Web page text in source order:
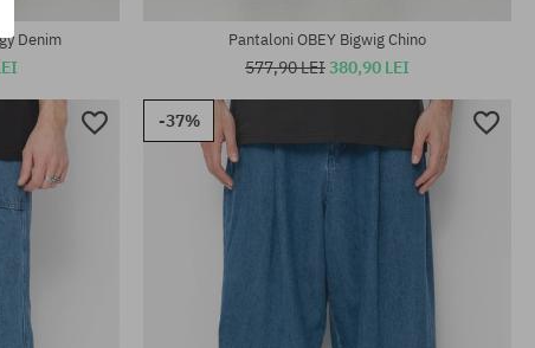
Denim Pantaloni OBEY Bigwig Chino
577,90 LEI380,90 LEI
-37%